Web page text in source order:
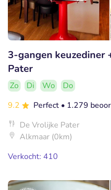
3-gangen keuzediner
Pater
Zo Di Wo
Do
9.2
Perfect • 1.279
De Vrolijke Pater
Alkmaar (0km)
Verkocht: 410